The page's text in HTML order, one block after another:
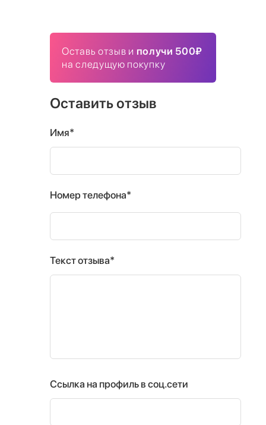
Оставь отзыв и получи 500₽
на следущую покупку
Оставить отзыв
Имя*
Номер телефона*
Текст отзыва*
Ссылка на профиль в соц.сети